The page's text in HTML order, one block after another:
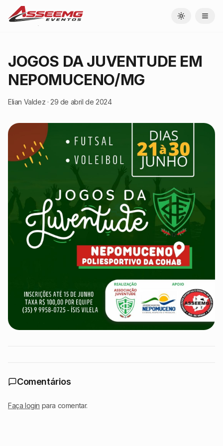
Toggle theme
JOGOS DA JUVENTUDE EM
NEPOMUCENO/MG
Elian Valdez · 29 de abril de 2024
Comentários
Faça login para comentar.